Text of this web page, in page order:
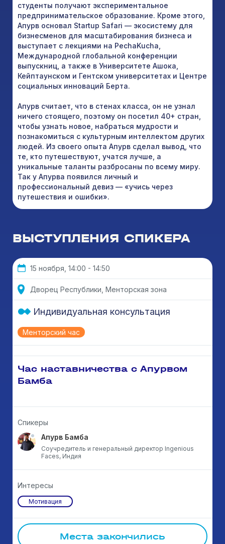
студенты получают экспериментальное
предпринимательское образование. Кроме этого,
Апурв основал Startup Safari — экосистему для
бизнесменов для масштабирования бизнеса и
выступает с лекциями на PechaKucha,
Международной глобальной конференции
выпускниц, а также в Университете Ашока,
Кейптаунском и Гентском университетах и Центре
социальных инноваций Берта.
Апурв считает, что в стенах класса, он не узнал
ничего стоящего, поэтому он посетил 40+ стран,
чтобы узнать новое, набраться мудрости и
познакомиться с культурным интеллектом других
людей. Из своего опыта Апурв сделал вывод, что
те, кто путешествуют, учатся лучше, а
уникальные таланты разбросаны по всему миру.
Так у Апурва появился личный и
профессиональный девиз — «учись через
путешествия и ошибки».
ВЫСТУПЛЕНИЯ СПИКЕРА
15 ноября, 14:00 - 14:50
Дворец Республики, Менторская зона
Менторский час
Индивидуальная консультация
Час наставничества с Апурвом
Бамба
Спикеры
Апурв Бамба
Соучредитель и генеральный директор Ingenious
Faces, Индия
Интересы
Мотивация
Места закончились